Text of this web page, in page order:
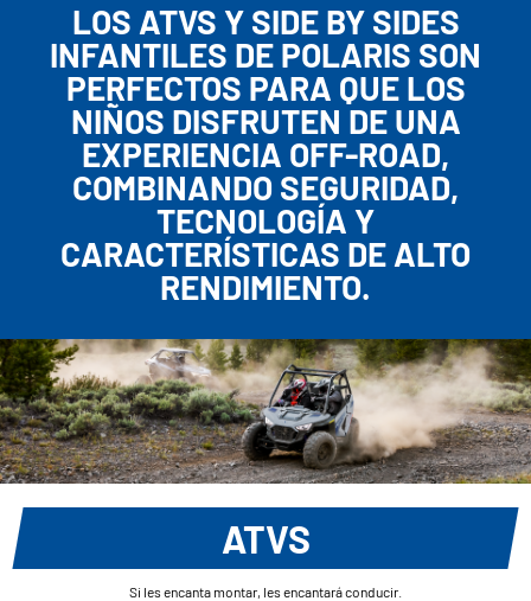
LOS ATVS Y SIDE BY SIDES
INFANTILES DE POLARIS SON
PERFECTOS PARA QUE LOS
NIÑOS DISFRUTEN DE UNA
EXPERIENCIA OFF-ROAD,
COMBINANDO SEGURIDAD,
TECNOLOGÍA Y
CARACTERÍSTICAS DE ALTO
RENDIMIENTO.
ATVS
Si les encanta montar, les encantará conducir.